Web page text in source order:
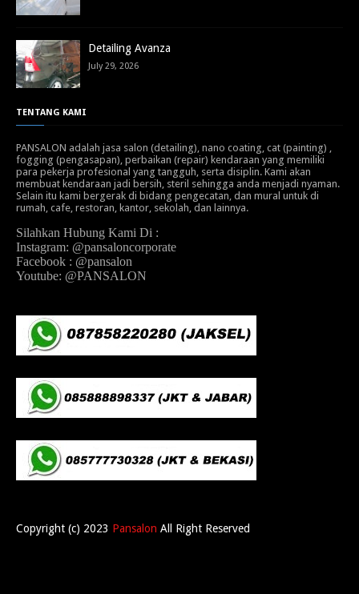
Detailing Avanza
July 29, 2026
TENTANG KAMI
PANSALON adalah jasa salon (detailing), nano coating, cat (painting) ,
fogging (pengasapan), perbaikan (repair) kendaraan yang memiliki
para pekerja profesional yang tangguh, serta disiplin. Kami akan
membuat kendaraan jadi bersih, steril sehingga anda menjadi nyaman.
Selain itu kami bergerak di bidang pengecatan, dan mural untuk di
rumah, cafe, restoran, kantor, sekolah, dan lainnya.
Silahkan Hubung Kami Di :
Instagram: @pansaloncorporate
Facebook : @pansalon
Youtube: @PANSALON
Copyright (c) 2023 Pansalon All Right Reserved